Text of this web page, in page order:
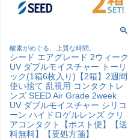
酸素がめぐる、上質な時間。
シード エアグレード 2ウィーク
UV ダブルモイスチャー トーリ
ック(1箱6枚入り)【2箱】2週間
使い捨て 乱視用 コンタクトレ
ンズ SEED Air Grade 2week
UV ダブルモイスチャー シリコ
ーン ハイドロゲルレンズ クリ
アコンタクト【ポスト便】【送
料無料】【要処方箋】